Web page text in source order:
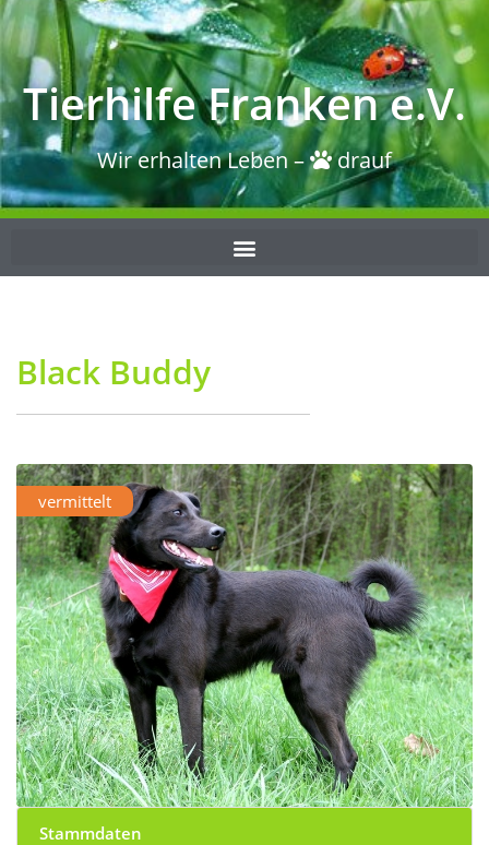
Tierhilfe Franken e.V.
Wir erhalten Leben – drauf
Black Buddy
vermittelt
Stammdaten